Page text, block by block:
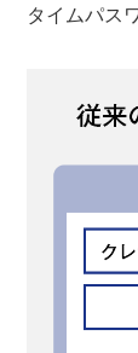
タイムパス